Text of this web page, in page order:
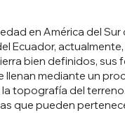
en América del Sur
Ecuador,
bien definidos, sus
llenan mediante un
topografía del
que pueden